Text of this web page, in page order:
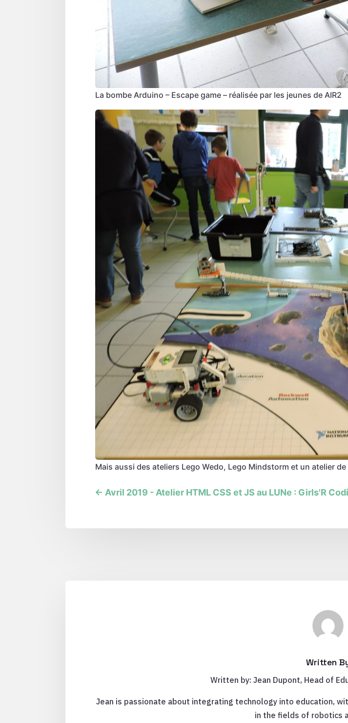
La bombe Arduino – Escape game – réalisée par les jeunes de AIR2
Mais aussi des ateliers Lego Wedo, Lego Mindstorm et un atelier
← Avril 2019 - Atelier HTML CSS et JS au LUNe : Girls'R
Written
Written by: Jean Dupont, Head of
Jean is passionate about integrating technology into education,
in the fields of robotics